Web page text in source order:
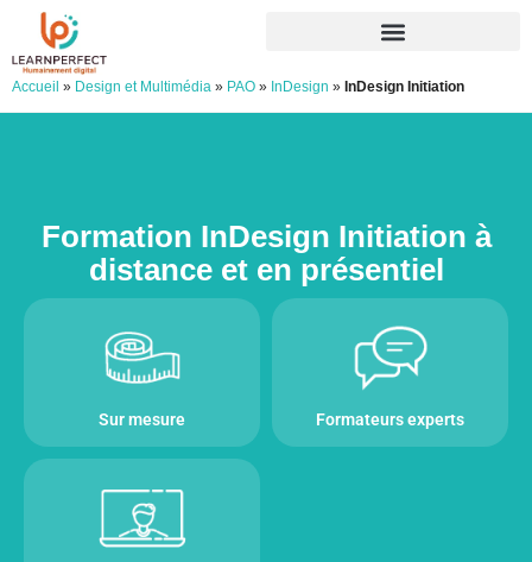
Accueil » Design et Multimédia » PAO » InDesign » InDesign Initiation
Formation InDesign Initiation à
distance et en présentiel
Sur mesure Formateurs experts